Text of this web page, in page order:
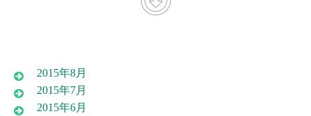
2015年8月
2015年7月
2015年6月